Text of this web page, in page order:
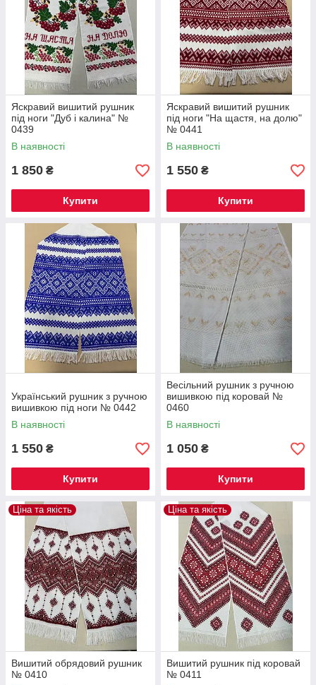
Яскравий вишитий рушник
під ноги "Дуб і калина" №
0439
В наявності
1 850 ₴
Купити
Яскравий вишитий рушник
під ноги "На щастя, на долю"
№ 0441
В наявності
1 550 ₴
Купити
Український рушник з ручною
вишивкою під ноги № 0442
В наявності
1 550 ₴
Купити
Весільний рушник з ручною
вишивкою під коровай №
0460
В наявності
1 050 ₴
Купити
Ціна та якість
Вишитий обрядовий рушник
№ 0410
Ціна та якість
Вишитий рушник під коровай
№ 0411